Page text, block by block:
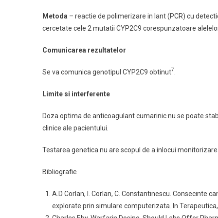
Metoda – reactie de polimerizare in lant (PCR) cu
cercetate cele 2 mutatii CYP2C9 corespunzatoare
Comunicarea rezultatelor
Se va comunica genotipul CYP2C9 obtinut7
Limite si interferente
Doza optima de anticoagulant cumarinic nu se poate
clinice ale pacientului.
Testarea genetica nu are scopul de a inlocui
Bibliografie
A.D Corlan, I. Corlan, C. Constantinescu. Consecinte
explorate prin simulare computerizata. In